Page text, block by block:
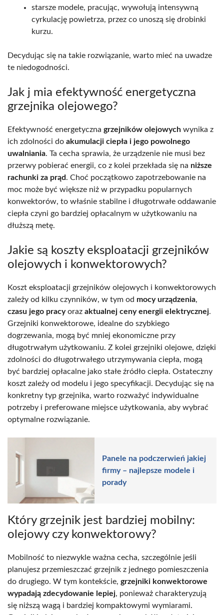
starsze modele, pracując, wywołują intensywną
cyrkulację powietrza, przez co unoszą się drobinki
kurzu.
Decydując się na takie rozwiązanie, warto mieć na uwadze
te niedogodności.
Jak j mia efektywność energetyczna
grzejnika olejowego?
Efektywność energetyczna grzejników olejowych wynika z
ich zdolności do akumulacji ciepła i jego powolnego
uwalniania. Ta cecha sprawia, że urządzenie nie musi bez
przerwy pobierać energii, co z kolei przekłada się na niższe
rachunki za prąd. Choć początkowo zapotrzebowanie na
moc może być większe niż w przypadku popularnych
konwektorów, to właśnie stabilne i długotrwałe oddawanie
ciepła czyni go bardziej opłacalnym w użytkowaniu na
dłuższą metę.
Jakie są koszty eksploatacji grzejników
olejowych i konwektorowych?
Koszt eksploatacji grzejników olejowych i konwektorowych
zależy od kilku czynników, w tym od mocy urządzenia,
czasu jego pracyoraz aktualnej ceny energii elektrycznej.
Grzejniki konwektorowe, idealne do szybkiego
dogrzewania, mogą być mniej ekonomiczne przy
długotrwałym użytkowaniu. Z kolei grzejniki olejowe, dzięki
zdolności do długotrwałego utrzymywania ciepła, mogą
być bardziej opłacalne jako stałe źródło ciepła. Ostateczny
koszt zależy od modelu i jego specyfikacji. Decydując się na
konkretny typ grzejnika, warto rozważyć indywidualne
potrzeby i preferowane miejsce użytkowania, aby wybrać
optymalne rozwiązanie.
Panele na podczerwień jakiej
firmy – najlepsze modele i
porady
Który grzejnik jest bardziej mobilny:
olejowy czy konwektorowy?
Mobilność to niezwykle ważna cecha, szczególnie jeśli
planujesz przemieszczać grzejnik z jednego pomieszczenia
do drugiego. W tym kontekście, grzejniki konwektorowe
wypadają zdecydowanie lepiej, ponieważ charakteryzują
się niższą wagą i bardziej kompaktowymi wymiarami.